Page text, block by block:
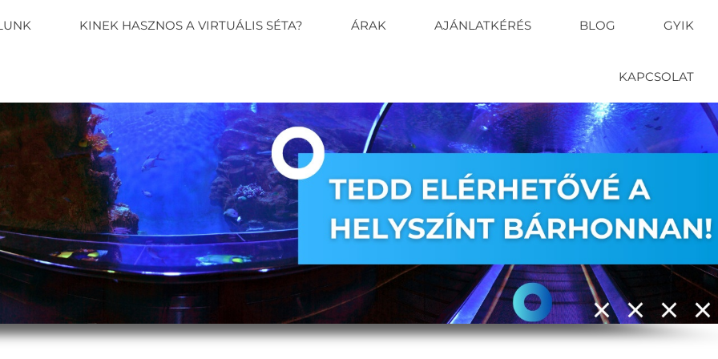
KINEK HASZNOS A VIRTUÁLIS SÉTA? ÁRAK AJÁNLATKÉRÉS BLOG GYIK
KAPCSOLAT